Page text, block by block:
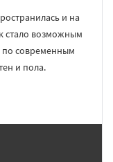
и на
стало возможным
по современным
и пола.